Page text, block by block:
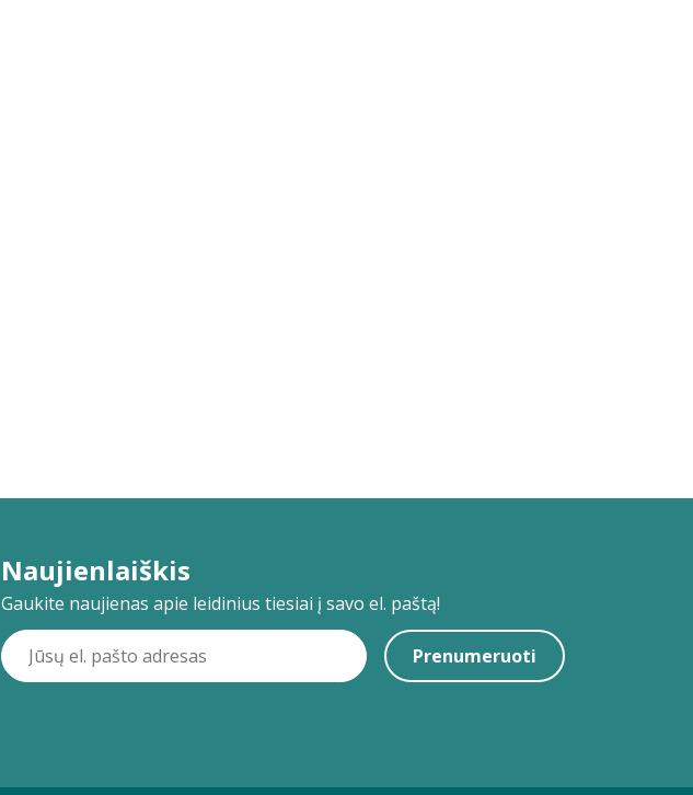
Naujienlaiškis
Gaukite naujienas apie leidinius tiesiai į savo el. paštą!
Prenumeruoti